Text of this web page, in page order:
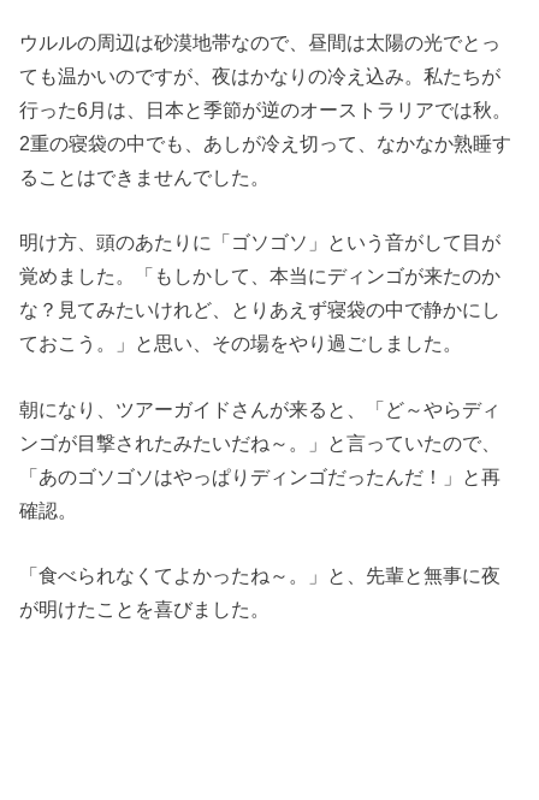
ウルルの周辺は砂漠地帯なので、昼間は太陽の光でとっ
ても温かいのですが、夜はかなりの冷え込み。私たちが
行った6月は、日本と季節が逆のオーストラリアでは秋。
2重の寝袋の中でも、あしが冷え切って、なかなか熟睡す
ることはできませんでした。
明け方、頭のあたりに「ゴソゴソ」という音がして目が
覚めました。「もしかして、本当にディンゴが来たのか
な？見てみたいけれど、とりあえず寝袋の中で静かにし
ておこう。」と思い、その場をやり過ごしました。
朝になり、ツアーガイドさんが来ると、「ど～やらディ
ンゴが目撃されたみたいだね～。」と言っていたので、
「あのゴソゴソはやっぱりディンゴだったんだ！」と再
確認。
「食べられなくてよかったね～。」と、先輩と無事に夜
が明けたことを喜びました。